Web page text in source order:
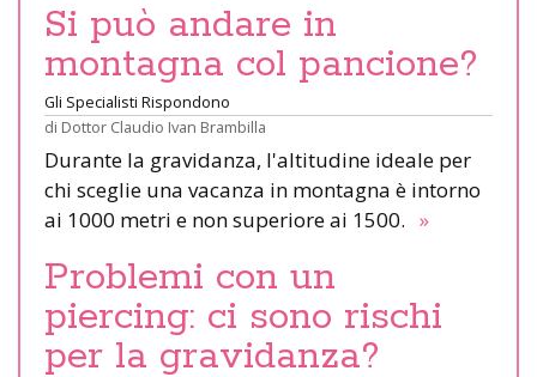
Si può andare in
montagna col pancione?
Gli Specialisti Rispondono
di Dottor Claudio Ivan Brambilla
Durante la gravidanza, l'altitudine ideale per
chi sceglie una vacanza in montagna è intorno
ai 1000 metri e non superiore ai 1500. »
Problemi con un
piercing: ci sono rischi
per la gravidanza?